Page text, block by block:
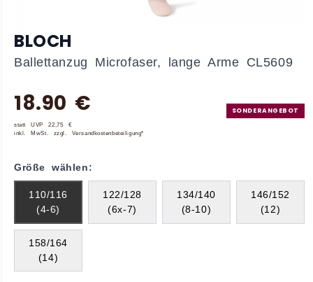
SONDERANGEBOT
BLOCH
Ballettanzug Microfaser, lange Arme CL5609
18.90 €
statt UVP 22,75 €
inkl. MwSt. zzgl. Versandkostenbeteiligung*
Größe wählen:
110/116
(4-6)
122/128
(6x-7)
134/140
(8-10)
146/152
(12)
158/164
(14)